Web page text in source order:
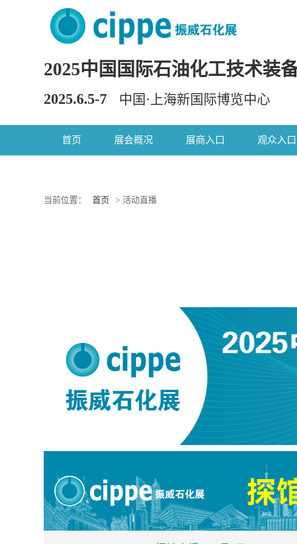
2025中国国际石油化工技术装
2025.6.5-7 中国·上海新国际博览中心
首页 展会概况 展商入口 观众入口
当前位置： 首页 > 活动直播